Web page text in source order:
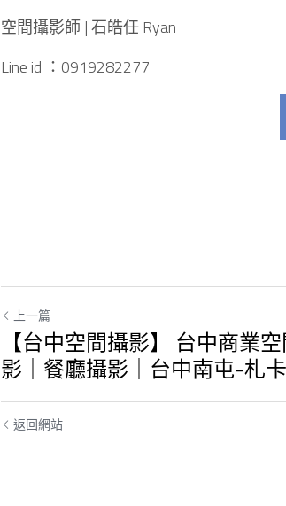
空間攝影師 | 石皓任 Ryan
Line id ：0919282277
上一篇
【台中空間攝影】 台中商業
影｜餐廳攝影｜台中南屯-札
返回網站